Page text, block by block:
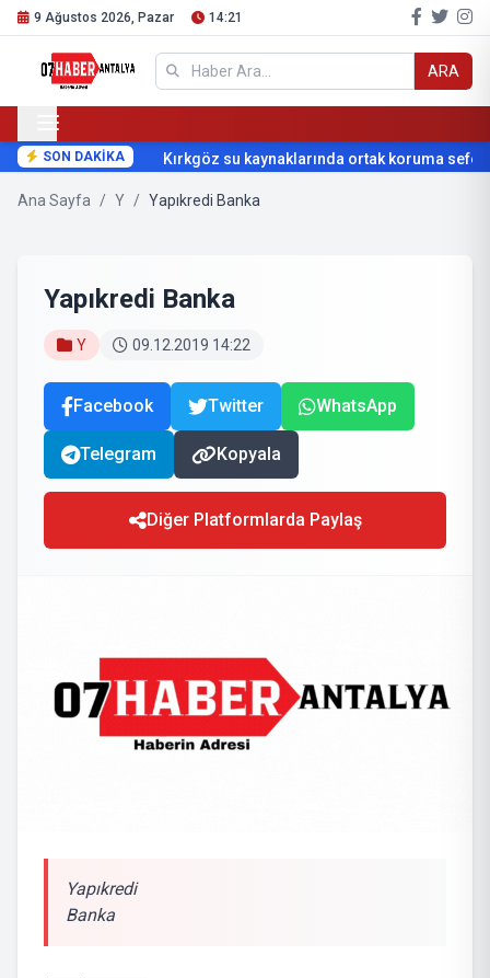
9 Ağustos 2026, Pazar 14:21
ARA
SON DAKİKA Kırkgöz su kaynaklarında ortak koruma
Ana Sayfa / Y / Yapıkredi Banka
Yapıkredi Banka
Y 09.12.2019 14:22
Facebook Twitter WhatsApp
Telegram Kopyala
Diğer Platformlarda Paylaş
Yapıkredi
Banka